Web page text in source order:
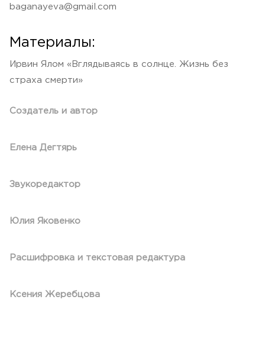
baganayeva@gmail.com
Материалы:
Ирвин Ялом «Вглядываясь в солнце. Жизнь без
страха смерти»
Создатель и автор
Елена Дегтярь
Звукоредактор
Юлия Яковенко
Расшифровка и текстовая редактура
Ксения Жеребцова